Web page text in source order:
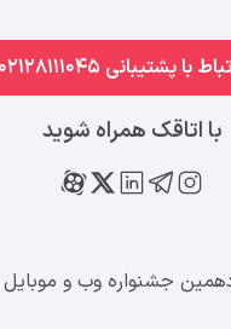
با پشتیبانی 02128111045
با اتاقک همراه شوید
جشنواره وب و موبایل ۹۹